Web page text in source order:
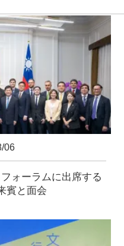
06
ォーラムに出席する
賓と面会